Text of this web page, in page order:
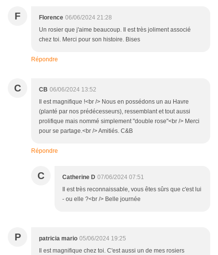
F Florence 06/06/2024 21:28
Un rosier que j'aime beaucoup. Il est très joliment associé
chez toi. Merci pour son histoire. Bises
Répondre
C CB 06/06/2024 13:52
Il est magnifique !<br /> Nous en possédons un au Havre
(planté par nos prédécesseurs), ressemblant et tout aussi
prolifique mais nommé simplement "double rose"<br /> Merci
pour se partage.<br /> Amitiés. C&B
Répondre
C Catherine D 07/06/2024 07:51
Il est très reconnaissable, vous êtes sûrs que c'est lui
- ou elle ?<br /> Belle journée
P patricia mario 05/06/2024 19:25
Il est magnifique chez toi. C'est aussi un de mes rosiers